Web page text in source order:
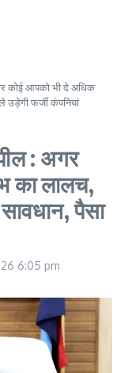
कोई आपको भी दे अधिक
फर्जी कंपनियां
: अगर
का लालच,
पैसा
6:05 pm